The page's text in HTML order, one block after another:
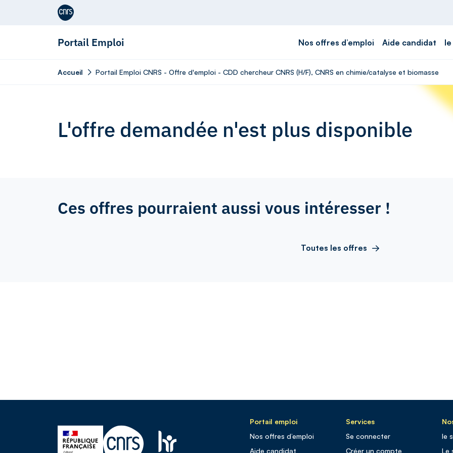
Aller au contenu
Portail Emploi Nos offres d’emploi Aide candidat
Accueil Portail Emploi CNRS - Offre d'emploi - CDD chercheur CNRS (H/F), CNRS en chimie/catalyse et biomasse
L'offre demandée n'est plus disponible
Ces offres pourraient aussi vous intéresser !
Toutes les offres
Portail emploi
Nos offres d’emploi
Aide candidat
Services
Se connecter
Créer un compte
le
Le